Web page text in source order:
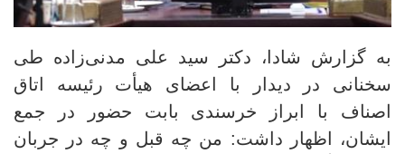
به گزارش شادا، دکتر سید علی مدنی‌زاده طی
سخنانی در دیدار با اعضای هیأت رئیسه اتاق
اصناف با ابراز خرسندی بابت حضور در جمع
ایشان، اظهار داشت: من چه قبل و چه در جربان